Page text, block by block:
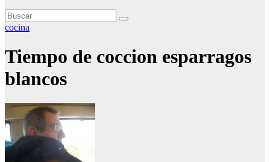
cocina
Tiempo de coccion esparragos
blancos